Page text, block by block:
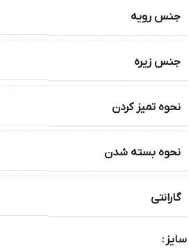
جنس رویه
جنس زیره
نحوه تمیز کردن
نحوه بسته شدن
گارانتی
سایز